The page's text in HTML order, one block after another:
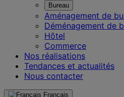
Bureau
Aménagement de
Déménagement de
Hôtel
Commerce
Nos réalisations
Tendances et actualités
Nous contacter
Français